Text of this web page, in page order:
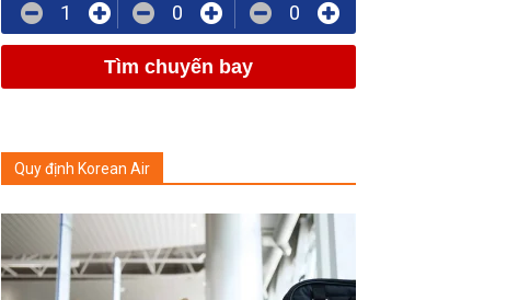
1 0 0
Tìm chuyến bay
Quy định Korean Air